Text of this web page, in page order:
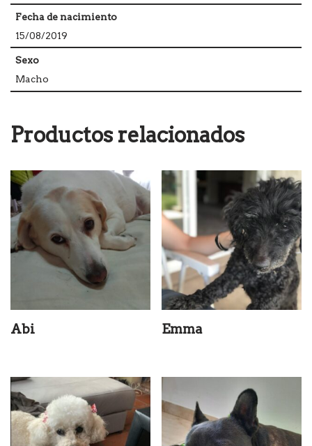
Fecha de nacimiento
15/08/2019
Sexo
Macho
Productos relacionados
Abi Emma